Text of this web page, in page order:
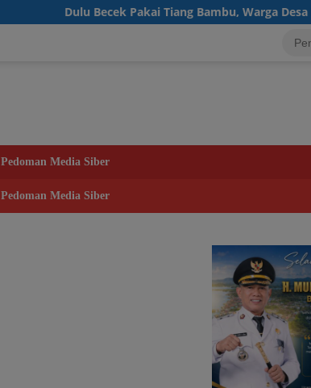
Dulu Becek Pakai Tiang Bambu, Warga Desa Madu
Pedoman Media Siber
Pedoman Media Siber